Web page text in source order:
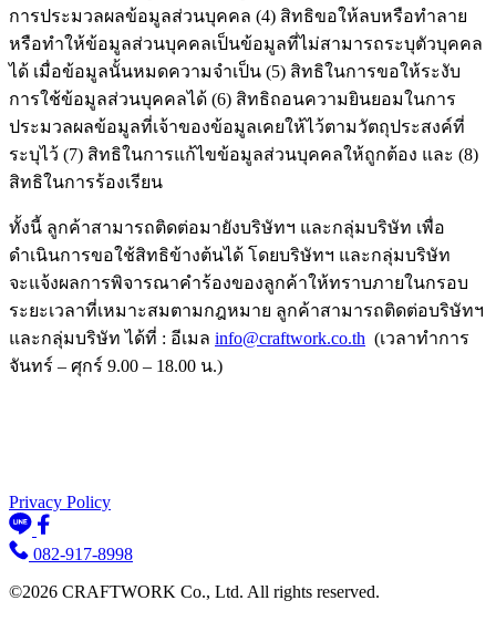
การประมวลผลข้อมูลส่วนบุคคล (4) สิทธิขอให้ลบหรือทำลาย
หรือทำให้ข้อมูลส่วนบุคคลเป็นข้อมูลที่ไม่สามารถระบุตัวบุคคล
ได้ เมื่อข้อมูลนั้นหมดความจำเป็น (5) สิทธิในการขอให้ระงับ
การใช้ข้อมูลส่วนบุคคลได้ (6) สิทธิถอนความยินยอมในการ
ประมวลผลข้อมูลที่เจ้าของข้อมูลเคยให้ไว้ตามวัตถุประสงค์ที่
ระบุไว้ (7) สิทธิในการแก้ไขข้อมูลส่วนบุคคลให้ถูกต้อง และ (8)
สิทธิในการร้องเรียน
ทั้งนี้ ลูกค้าสามารถติดต่อมายังบริษัทฯ และกลุ่มบริษัท เพื่อ
ดำเนินการขอใช้สิทธิข้างต้นได้ โดยบริษัทฯ และกลุ่มบริษัท
จะแจ้งผลการพิจารณาคำร้องของลูกค้าให้ทราบภายในกรอบ
ระยะเวลาที่เหมาะสมตามกฎหมาย ลูกค้าสามารถติดต่อบริษัทฯ
และกลุ่มบริษัท ได้ที่ : อีเมล info@craftwork.co.th (เวลาทำการ
จันทร์ – ศุกร์ 9.00 – 18.00 น.)
Privacy Policy
082-917-8998
©2026 CRAFTWORK Co., Ltd. All rights reserved.